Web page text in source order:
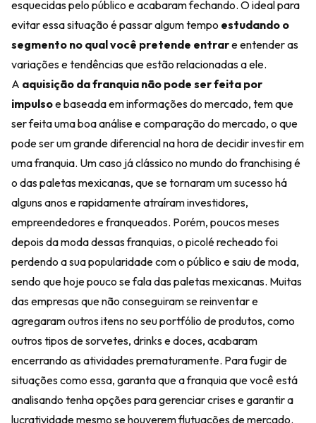
esquecidas pelo público e acabaram fechando. O ideal para
evitar essa situação é passar algum tempo estudando o
segmento no qual você pretende entrare entender as
variações e tendências que estão relacionadas a ele.
A aquisição da franquia não pode ser feita por
impulsoe baseada em informações do mercado, tem que
ser feita uma boa análise e comparação do mercado, o que
pode ser um grande diferencial na hora de decidir investir em
uma franquia. Um caso já clássico no mundo do franchising é
o das paletas mexicanas, que se tornaram um sucesso há
alguns anos e rapidamente atraíram investidores,
empreendedores e franqueados. Porém, poucos meses
depois da moda dessas franquias, o picolé recheado foi
perdendo a sua popularidade com o público e saiu de moda,
sendo que hoje pouco se fala das paletas mexicanas. Muitas
das empresas que não conseguiram se reinventar e
agregaram outros itens no seu portfólio de produtos, como
outros tipos de sorvetes, drinks e doces, acabaram
encerrando as atividades prematuramente. Para fugir de
situações como essa, garanta que a franquia que você está
analisando tenha opções para gerenciar crises e garantir a
lucratividade mesmo se houverem flutuações de mercado.